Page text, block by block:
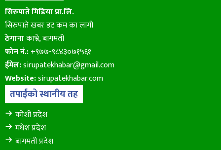
सिरुपाते मिडिया प्रा.लि.
सिरुपाते खबर डट कम का लागी
ठेगानाकाभ्रे, बागमती
फोन नं.:+९७७-९८४३०७१५६१
ईमेल:sirupatekhabar@gmail.com
Website:sirupatekhabar.com
तपाईंको स्थानीय तह
कोशी प्रदेश
मधेश प्रदेश
बागमती प्रदेश